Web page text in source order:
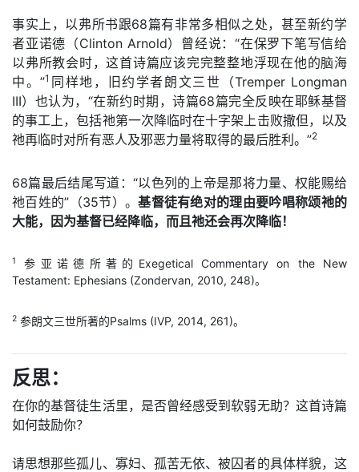
事实上，以弗所书跟68篇有非常多相似之处，甚至新约学
者亚诺德（Clinton Arnold）曾经说：“在保罗下笔写信给
以弗所教会时，这首诗篇应该完完整整地浮现在他的脑海
中。”1 同样地，旧约学者朗文三世（Tremper Longman
III）也认为，“在新约时期，诗篇68篇完全反映在耶稣基督
的事工上，包括祂第一次降临时在十字架上击败撒但，以及
祂再临时对所有恶人及邪恶力量将取得的最后胜利。”2
68篇最后结尾写道：“以色列的上帝是那将力量、权能赐给
祂百姓的”（35节）。基督徒有绝对的理由要吟唱称颂祂的
大能，因为基督已经降临，而且祂还会再次降临！
1
参亚诺德所著的Exegetical Commentary on the New
Testament: Ephesians (Zondervan, 2010, 248)。
2 参朗文三世所著的Psalms (IVP, 2014, 261)。
反思：
在你的基督徒生活里，是否曾经感受到软弱无助？这首诗篇
如何鼓励你？
请思想那些孤儿、寡妇、孤苦无依、被囚者的具体样貌，这